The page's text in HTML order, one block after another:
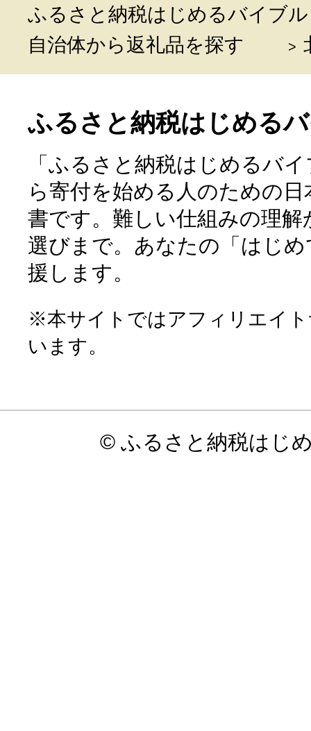
ふるさと納税はじめるバイブル
自治体から返礼品を探す
ふるさと納税はじめる
「ふるさと納税はじめるバ
ら寄付を始める人のための
書です。難しい仕組みの理
選びまで。あなたの「はじ
援します。
※本サイトではアフィリエイ
います。
© ふるさと納税はじ